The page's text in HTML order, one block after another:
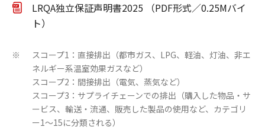
LRQA独立保証声明書2025 （PDF形式／0.25Mバイ
ト）
※
スコープ1：直接排出（都市ガス、LPG、軽油、灯油、非エ
ネルギー系温室効果ガスなど）
スコープ2：間接排出（電気、蒸気など）
スコープ3：サプライチェーンでの排出（購入した物品・サ
ービス、輸送・流通、販売した製品の使用など、カテゴリ
ー1～15に分類される）